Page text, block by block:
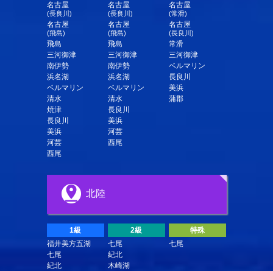
名古屋
(長良川)
名古屋
(飛島)
飛島
三河御津
南伊勢
浜名湖
ベルマリン
清水
焼津
長良川
美浜
河芸
西尾
名古屋
(長良川)
名古屋
(飛島)
飛島
三河御津
南伊勢
浜名湖
ベルマリン
清水
長良川
美浜
河芸
西尾
名古屋
(常滑)
名古屋
(長良川)
常滑
三河御津
ベルマリン
長良川
美浜
蒲郡
北陸
1級
福井美方五湖
七尾
紀北
2級
七尾
紀北
木崎湖
特殊
七尾